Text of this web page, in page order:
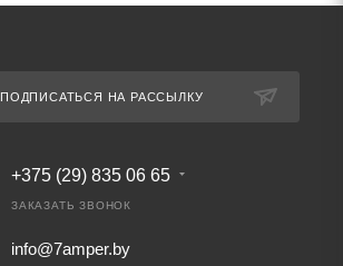
ПОДПИСАТЬСЯ НА РАССЫЛКУ
+375 (29) 835 06 65
ЗАКАЗАТЬ ЗВОНОК
info@7amper.by